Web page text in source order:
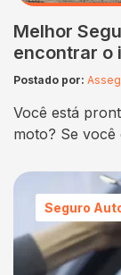
Melhor
encontrar o
Postado por:
Você está
moto? Se você
você tem o
seguradoras
encontrar a
Mas não se
Seguro